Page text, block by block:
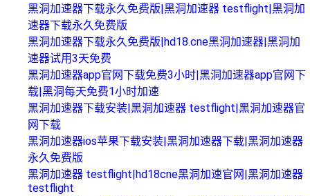
黑洞加速器下载永久免费版|黑洞加速器 testflight|黑洞加
速器下载永久免费版
黑洞加速器下载永久免费版|hd18.cne黑洞加速器|黑洞加
速器试用3天免费
黑洞加速器app官网下载免费3小时|黑洞加速器app官网下
载|黑洞每天免费1小时加速
黑洞加速器下载安装|黑洞加速器 testflight|黑洞加速器官
网下载
黑洞加速器ios苹果下载安装|黑洞加速器下载|黑洞加速器
永久免费版
黑洞加速器 testflight|hd18cne黑洞加速官网|黑洞加速器
testflight